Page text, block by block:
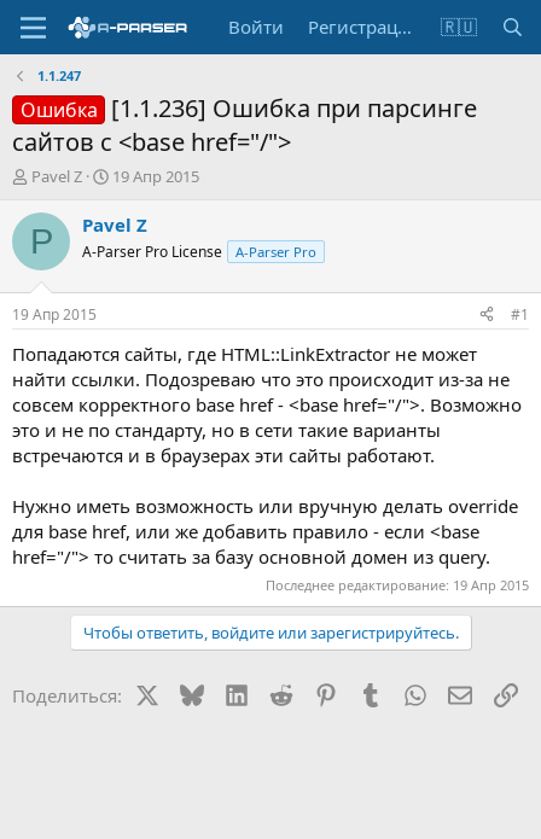
Войти Регистрация 🇷🇺
1.1.247
Ошибка [1.1.236] Ошибка при парсинге
сайтов с <base href="/">
А
т
о
т
е
м
ы
Pavel Z
Д
т
н
а
л
19 Апр 2015
P Pavel Z
A-Parser Pro License A-Parser Pro
19 Апр 2015 #1
Попадаются сайты, где HTML::LinkExtractor не может
найти ссылки. Подозреваю что это происходит из-за не
совсем корректного base href - <base href="/">. Возможно
это и не по стандарту, но в сети такие варианты
встречаются и в браузерах эти сайты работают.
Нужно иметь возможность или вручную делать override
для base href, или же добавить правило - если <base
href="/"> то считать за базу основной домен из query.
Последнее редактирование: 19 Апр 2015
Чтобы ответить, войдите или зарегистрируйтесь.
Поделиться: BlueskyLinkedIn
Reddit PinterestTumblr WhatsApp